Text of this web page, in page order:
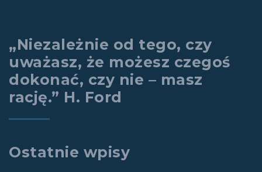
„Niezależnie od tego, czy
uważasz, że możesz czegoś
dokonać, czy nie – masz
rację.” H. Ford
Ostatnie wpisy